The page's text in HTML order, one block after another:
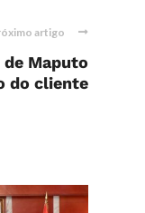
artigo
de Maputo
do cliente